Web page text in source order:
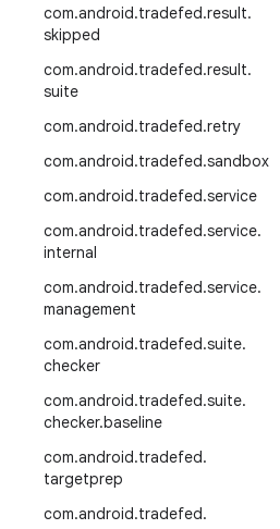
com.android.tradefed.result.
skipped
com.android.tradefed.result.
suite
com.android.tradefed.retry
com.android.tradefed.sandbox
com.android.tradefed.service
com.android.tradefed.service.
internal
com.android.tradefed.service.
management
com.android.tradefed.suite.
checker
com.android.tradefed.suite.
checker.baseline
com.android.tradefed.
targetprep
com.android.tradefed.